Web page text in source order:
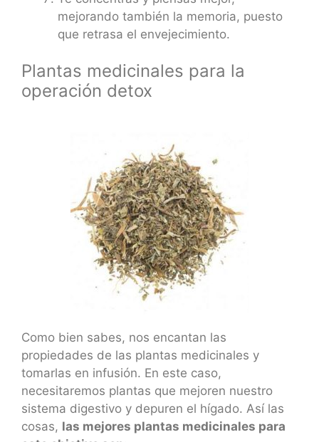
mejorando también la memoria, puesto
que retrasa el envejecimiento.
Plantas medicinales para la
operación detox
Como bien sabes, nos encantan las
propiedades de las plantas medicinales y
tomarlas en infusión. En este caso,
necesitaremos plantas que mejoren nuestro
sistema digestivo y depuren el hígado. Así las
cosas, las mejores plantas medicinales para